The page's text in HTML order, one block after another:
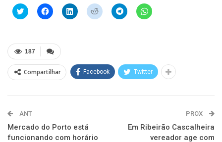
Clique
para
em
nova
janela)
Clique
para
em
nova
janela)
Clique
para
Clique
para
Clique
para
Clique
para
187
Compartilhar Facebook Twitter
ANT
Mercado do Porto está
funcionando com horário
PROX
Em Ribeirão Cascalheira
vereador age com